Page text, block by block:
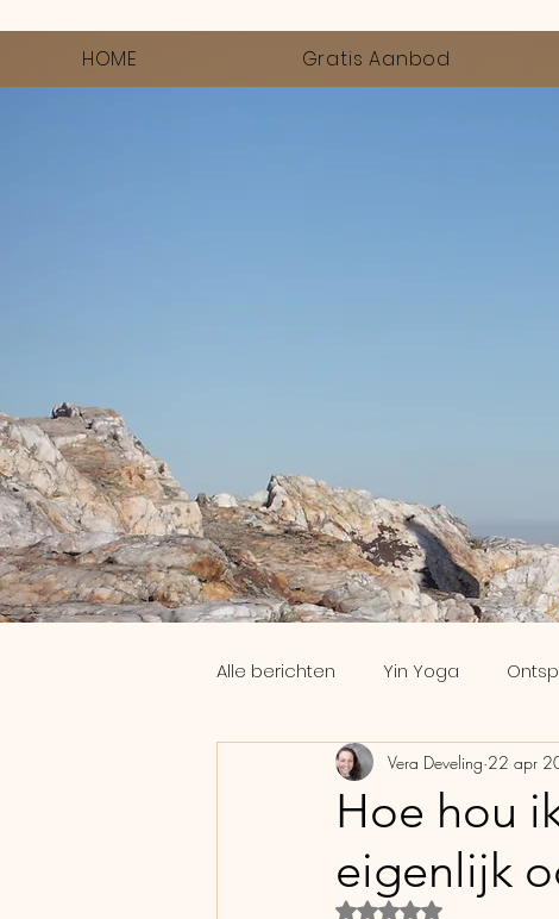
HOME Gratis Aanbod
Alle berichten Yin Yoga
Workshops Slaap Thee
Coaching Yoga Nidra
Hoe hou
eigenlijk
Vera Develing 22 apr
Beoordeeld met NaN